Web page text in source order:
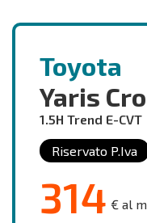
Toyota
Yaris
1.5H Trend E-CVT
Riservato P.Iva
314 € al